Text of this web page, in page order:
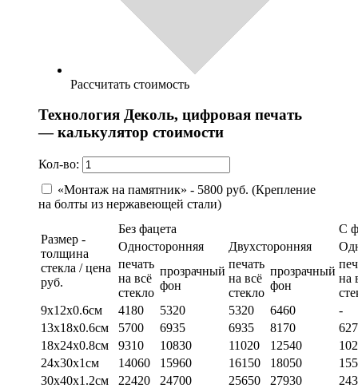
Рассчитать стоимость
Технология Деколь, цифровая печать
— калькулятор стоимости
Кол-во:
«Монтаж на памятник» - 5800 руб. (Крепление
на болты из нержавеющей стали)
Размер -
толщина
стекла / цена
руб.
Без фацета
С
Односторонняя
Двухсторонняя
печать
на всё
стекло
прозрачный
фон
печать
на всё
стекло
прозрачный
фон
на
9х12х0.6см
4180 5320 5320 6460
-
13х18х0.6см
5700 6935 6935 8170
18х24х0.8см
9310 10830 11020 12540
24х30х1см
14060 15960 16150 18050
30х40х1.2см
22420 24700 25650 27930